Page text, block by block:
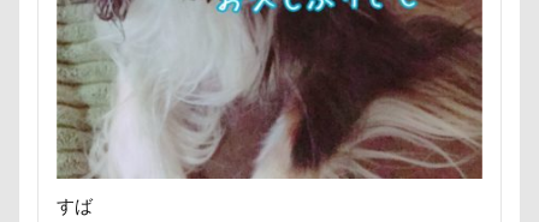
すば
二等辺三角形
二度寝
乳歯
九十九里浜
乗鞍高原
同胎兄弟
名刺入れ
ワンコ店内OK
富山環水公園
小太郎くん
射水市 寝顔
寝起き
寝相